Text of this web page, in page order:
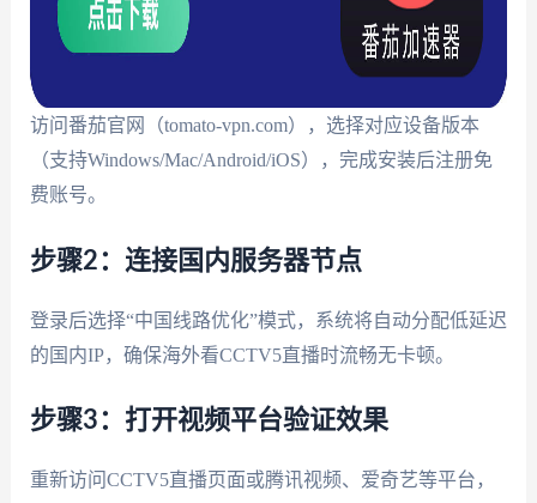
访问番茄官网（tomato-vpn.com），选择对应设备版本
（支持Windows/Mac/Android/iOS），完成安装后注册免
费账号。
步骤2：连接国内服务器节点
登录后选择“中国线路优化”模式，系统将自动分配低延迟
的国内IP，确保海外看CCTV5直播时流畅无卡顿。
步骤3：打开视频平台验证效果
重新访问CCTV5直播页面或腾讯视频、爱奇艺等平台，